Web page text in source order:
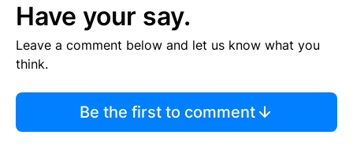
Have your say.
Leave a comment below and let us know what you
think.
Be the first to comment